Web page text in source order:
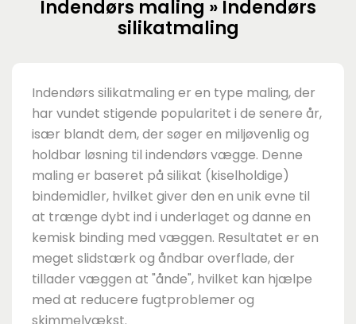
Indendørs maling » Indendørs
silikatmaling
Indendørs silikatmaling er en type maling, der
har vundet stigende popularitet i de senere år,
især blandt dem, der søger en miljøvenlig og
holdbar løsning til indendørs vægge. Denne
maling er baseret på silikat (kiselholdige)
bindemidler, hvilket giver den en unik evne til
at trænge dybt ind i underlaget og danne en
kemisk binding med væggen. Resultatet er en
meget slidstærk og åndbar overflade, der
tillader væggen at "ånde", hvilket kan hjælpe
med at reducere fugtproblemer og